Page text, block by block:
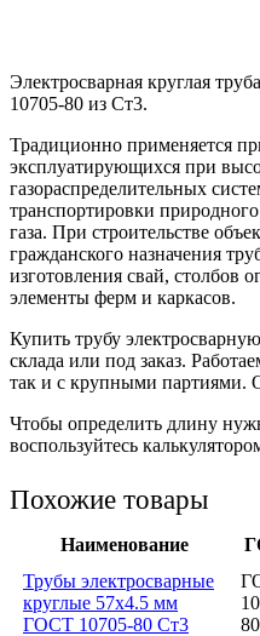
Электросварная круглая
10705-80 из Ст3.
Традиционно применяется
эксплуатирующихся при
газораспределительных
транспортировки
газа. При строительстве
гражданского назначения
изготовления свай, столбов
элементы ферм и каркасов.
Купить трубу
склада или под заказ.
так и с крупными партиями.
Чтобы определить длину
воспользуйтесь
Похожие товары
Наименование
Трубы электросварные
круглые 57x4.5 мм
ГОСТ 10705-80 Ст3
80